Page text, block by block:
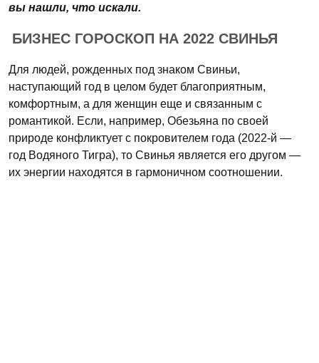
вы нашли, что искали.
БИЗНЕС ГОРОСКОП НА 2022 СВИНЬЯ
Для людей, рожденных под знаком Свиньи,
наступающий год в целом будет благоприятным,
комфортным, а для женщин еще и связанным с
романтикой. Если, например, Обезьяна по своей
природе конфликтует с покровителем года (2022-й —
год Водяного Тигра), то Свинья является его другом —
их энергии находятся в гармоничном соотношении.